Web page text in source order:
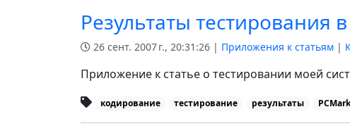
Результаты тестирования
26 сент. 2007 г., 20:31:26 | Приложения к статьям |
Приложение к статье о тестировании моей
кодирование тестирование результаты PCMark